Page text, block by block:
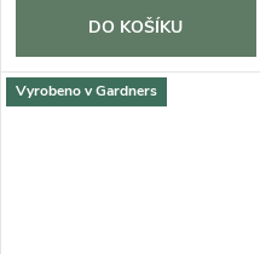
DO KOŠÍKU
Vyrobeno v Gardners